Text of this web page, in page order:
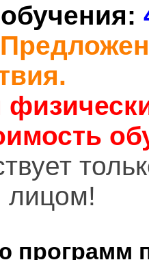
лицом!
программ